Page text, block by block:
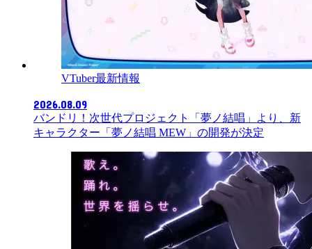
VTuber最新情報
2026.08.09
バンドリ！次世代プロジェクト「夢ノ結唱」より、新
キャラクター「夢ノ結唱 MEW」の開発が決定